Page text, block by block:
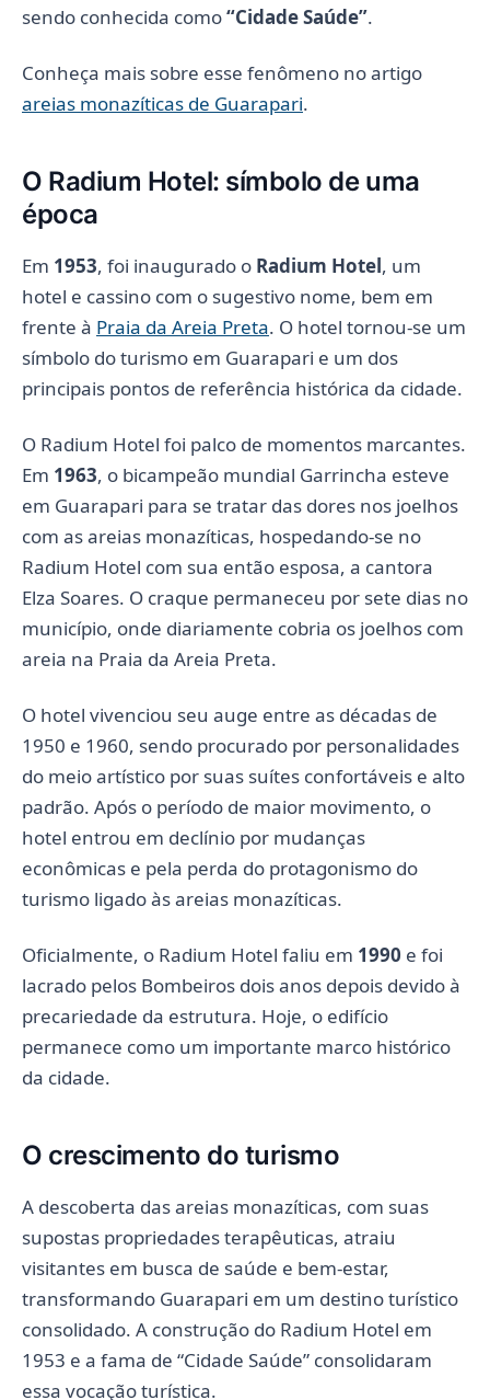
sendo conhecida como“Cidade Saúde”.
Conheça mais sobre esse fenômeno no artigo
areias monazíticas de Guarapari.
O Radium Hotel: símbolo de uma
época
Em 1953, foi inaugurado o Radium Hotel, um
hotel e cassino com o sugestivo nome, bem em
frente à Praia da Areia Preta. O hotel tornou-se um
símbolo do turismo em Guarapari e um dos
principais pontos de referência histórica da cidade.
O Radium Hotel foi palco de momentos marcantes.
Em 1963, o bicampeão mundial Garrincha esteve
em Guarapari para se tratar das dores nos joelhos
com as areias monazíticas, hospedando-se no
Radium Hotel com sua então esposa, a cantora
Elza Soares. O craque permaneceu por sete dias no
município, onde diariamente cobria os joelhos com
areia na Praia da Areia Preta.
O hotel vivenciou seu auge entre as décadas de
1950 e 1960, sendo procurado por personalidades
do meio artístico por suas suítes confortáveis e alto
padrão. Após o período de maior movimento, o
hotel entrou em declínio por mudanças
econômicas e pela perda do protagonismo do
turismo ligado às areias monazíticas.
Oficialmente, o Radium Hotel faliu em 1990 e foi
lacrado pelos Bombeiros dois anos depois devido à
precariedade da estrutura. Hoje, o edifício
permanece como um importante marco histórico
da cidade.
O crescimento do turismo
A descoberta das areias monazíticas, com suas
supostas propriedades terapêuticas, atraiu
visitantes em busca de saúde e bem-estar,
transformando Guarapari em um destino turístico
consolidado. A construção do Radium Hotel em
1953 e a fama de “Cidade Saúde” consolidaram
essa vocação turística.